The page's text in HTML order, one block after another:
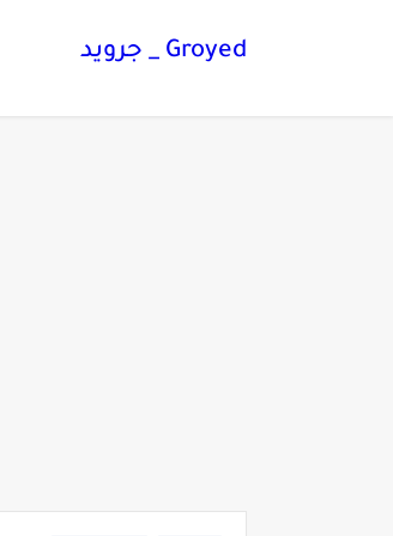
Groyed _ جرويد